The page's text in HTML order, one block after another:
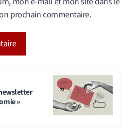
prochain commentaire.
»